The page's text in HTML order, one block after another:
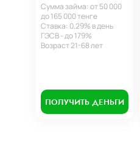
Сумма займа: от 50 000
до 165 000 тенге
Ставка: 0,29% в день
ГЭСВ - до 179%
Возраст 21-68 лет
ПОЛУЧИТЬ ДЕНЬГИ